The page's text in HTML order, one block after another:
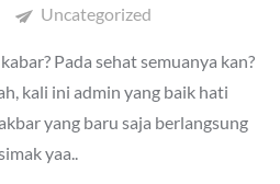
Uncategorized
Pada sehat semuanya kan?
kali ini admin yang baik hati
yang baru saja berlangsung
yaa..